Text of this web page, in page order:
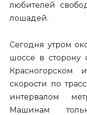
любителей
лошадей.
Сегодня утром
шоссе в сторону
скорости по
интервалом
Машинам